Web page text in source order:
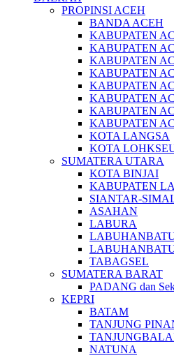
PROPINSI ACEH
BANDA ACEH
KABUPATEN
KABUPATEN
KABUPATEN
KABUPATEN
KABUPATEN
KABUPATEN
KABUPATEN
KABUPATEN
KOTA LANGSA
KOTA
SUMATERA UTARA
KOTA BINJAI
KABUPATEN
SIANTAR-
ASAHAN
LABURA
TABAGSEL
SUMATERA BARAT
PADANG dan
KEPRI
BATAM
TANJUNG
NATUNA